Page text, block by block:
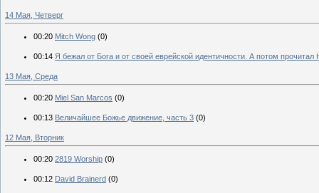
14 Мая, Четверг
00:20 Mitch Wong (0)
00:14 Я бежал от Бога и от своей еврейской идентичности. А потом прочитал
13 Мая, Среда
00:20 Miel San Marcos (0)
00:13 Величайшее Божье движение, часть 3 (0)
12 Мая, Вторник
00:20 2819 Worship (0)
00:12 David Brainerd (0)